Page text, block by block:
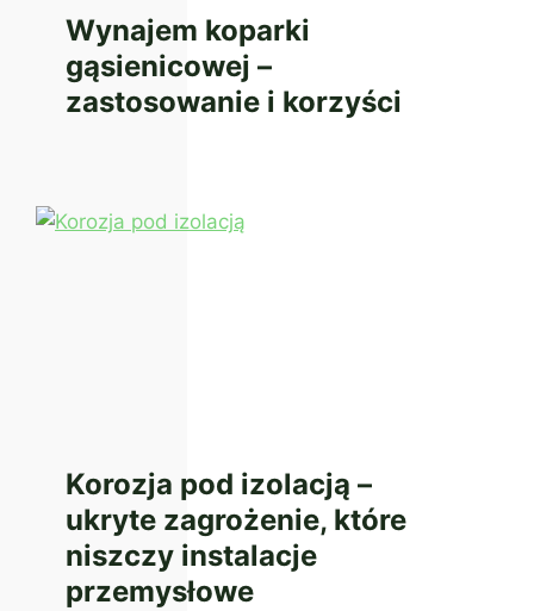
Wynajem koparki
gąsienicowej –
zastosowanie i korzyści
Korozja pod izolacją –
ukryte zagrożenie, które
niszczy instalacje
przemysłowe